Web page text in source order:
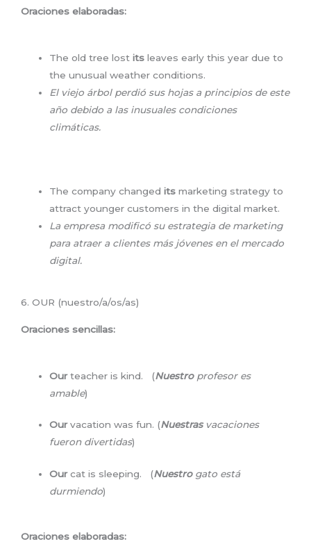
Oraciones elaboradas:
The old tree lostits leaves early this year due to
the unusual weather conditions.
El viejo árbol perdió sus hojas a principios de este
año debido a las inusuales condiciones
climáticas.
The company changedits marketing strategy to
attract younger customers in the digital market.
La empresa modificó su estrategia de marketing
para atraer a clientes más jóvenes en el mercado
digital.
6. OUR (nuestro/a/os/as)
Oraciones sencillas:
Ourteacher is kind. (Nuestroprofesor es
amable)
Ourvacation was fun. (Nuestrasvacaciones
fueron divertidas)
Ourcat is sleeping. (Nuestrogato está
durmiendo)
Oraciones elaboradas: